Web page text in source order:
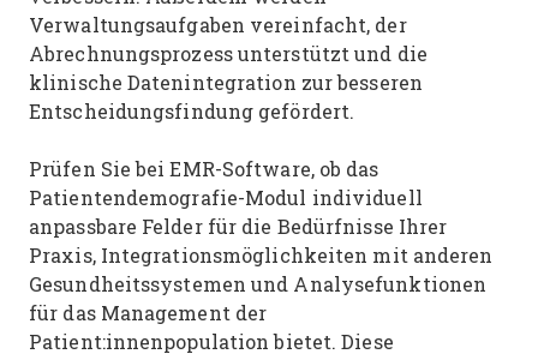
Verwaltungsaufgaben vereinfacht, der
Abrechnungsprozess unterstützt und die
klinische Datenintegration zur besseren
Entscheidungsfindung gefördert.
Prüfen Sie bei EMR-Software, ob das
Patientendemografie-Modul individuell
anpassbare Felder für die Bedürfnisse Ihrer
Praxis, Integrationsmöglichkeiten mit anderen
Gesundheitssystemen und Analysefunktionen
für das Management der
Patient:innenpopulation bietet. Diese